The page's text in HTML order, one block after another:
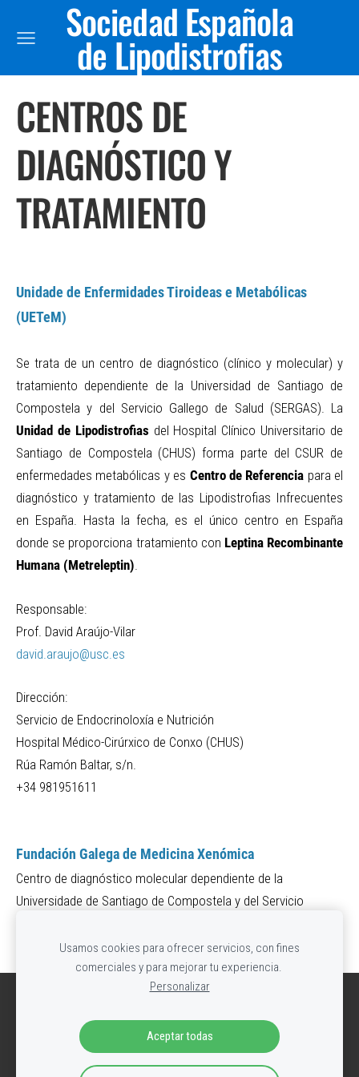
Sociedad Española
de Lipodistrofias
CENTROS DE
DIAGNÓSTICO Y
TRATAMIENTO
Unidade de Enfermidades Tiroideas e Metabólicas
(UETeM)
Se trata de un centro de diagnóstico (clínico y molecular) y
tratamiento dependiente de la Universidad de Santiago de
Compostela y del Servicio Gallego de Salud (SERGAS). La
Unidad de Lipodistrofias del Hospital Clínico Universitario de
Santiago de Compostela (CHUS) forma parte del CSUR de
enfermedades metabólicas y es Centro de Referencia para el
diagnóstico y tratamiento de las Lipodistrofias Infrecuentes
en España. Hasta la fecha, es el único centro en España
donde se proporciona tratamiento con Leptina Recombinante
Humana (Metreleptin)
Responsable:
Prof. David Araújo-Vilar
david.araujo@usc.es
Dirección:
Servicio de Endocrinoloxía e Nutrición
Hospital Médico-Cirúrxico de Conxo (CHUS)
Rúa Ramón Baltar, s/n.
+34 981951611
Fundación Galega de Medicina Xenómica
Centro de diagnóstico molecular dependiente de la
Universidade de Santiago de Compostela y del Servicio
2019 Sociedad Española de Lipodistrofias (SEL)
Usamos cookies para ofrecer servicios, con fines
comerciales y para mejorar tu experiencia.
Personalizar
Aceptar todas